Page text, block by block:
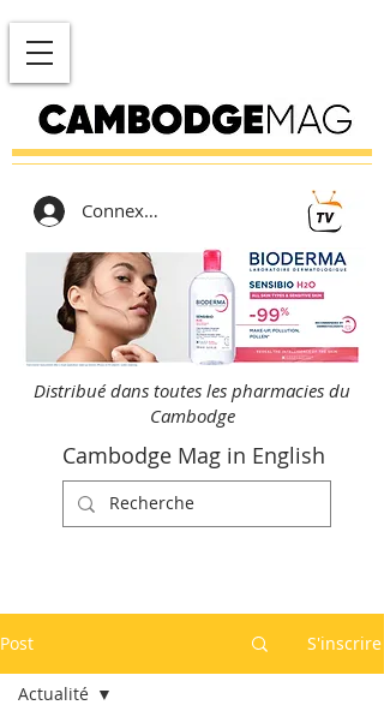
Connexion
Distribué dans toutes les pharmacies du
Cambodge
Cambodge Mag in English
Post S'inscrire
Actualité